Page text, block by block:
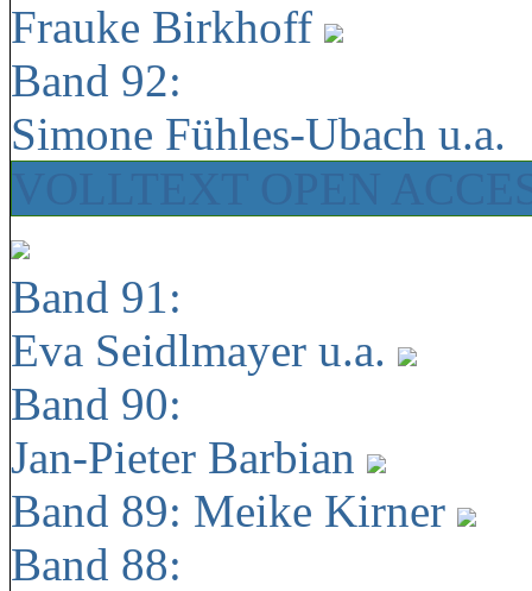
Frauke Birkhoff
Band 92:
Simone Fühles-Ubach u.a.
Band 91:
Eva Seidlmayer u.a.
Band 90:
Jan-Pieter Barbian
Band 89: Meike Kirner
Band 88: